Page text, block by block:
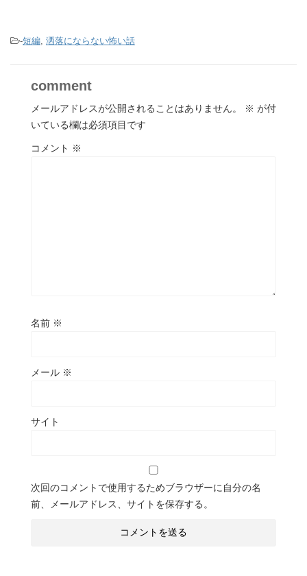
-短編, 洒落にならない怖い話
comment
メールアドレスが公開されることはありません。 ※ が付
いている欄は必須項目です
コメント ※
名前 ※
メール ※
サイト
次回のコメントで使用するためブラウザーに自分の名
前、メールアドレス、サイトを保存する。